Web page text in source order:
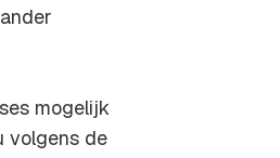
mogelijk
volgens de